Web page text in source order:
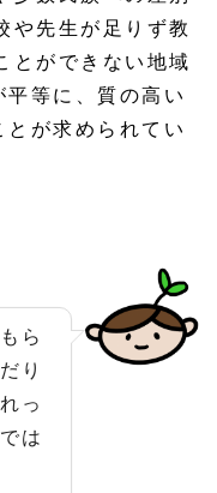
や先生が足りず教
とができない地域
平等に、質の高い
が求められてい
ら
り
っ
は